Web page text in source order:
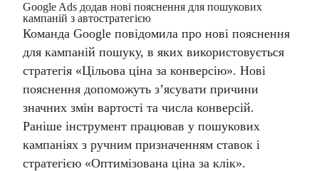
Google Ads додав нові пояснення для пошукових
кампаній з автостратегією
Команда Google повідомила про нові пояснення
для кампаній пошуку, в яких використовується
стратегія «Цільова ціна за конверсію». Нові
пояснення допоможуть з’ясувати причини
значних змін вартості та числа конверсій.
Раніше інструмент працював у пошукових
кампаніях з ручним призначенням ставок і
стратегією «Оптимізована ціна за клік».